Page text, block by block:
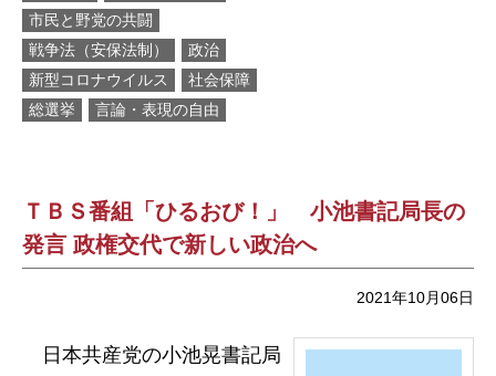
市民と野党の共闘
戦争法（安保法制）
政治
新型コロナウイルス
社会保障
総選挙
言論・表現の自由
ＴＢＳ番組「ひるおび！」 小池書記局長の
発言 政権交代で新しい政治へ
2021年10月06日
日本共産党の小池晃書記局